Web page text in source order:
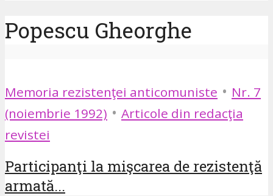
Popescu Gheorghe
Memoria rezistenţei anticomuniste • Nr. 7
(noiembrie 1992) • Articole din redacţia
revistei
Participanţi la mişcarea de rezistenţă
armată...